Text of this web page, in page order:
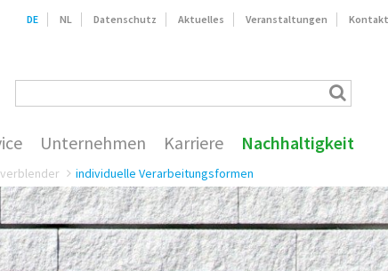
DE NL Datenschutz Aktuelles Veranstaltungen Kontakt
Unternehmen Karriere Nachhaltigkeit
individuelle Verarbeitungsformen